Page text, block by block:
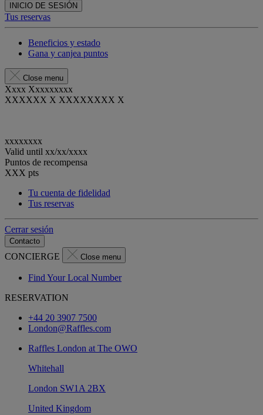
INICIO DE SESIÓN
Tus reservas
Beneficios y estado
Gana y canjea puntos
Close menu
Xxxx Xxxxxxxxx
XXXXXX X XXXXXXXX X
xxxxxxxx
Valid until xx/xx/xxxx
Puntos de recompensa
XXX pts
Tu cuenta de fidelidad
Tus reservas
Cerrar sesión
Contacto
CONCIERGE Close menu
Find Your Local Number
RESERVATION
+44 20 3907 7500
London@Raffles.com
Raffles London at The OWO
Whitehall
London SW1A 2BX
United Kingdom